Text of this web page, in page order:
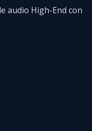
audio High-End con